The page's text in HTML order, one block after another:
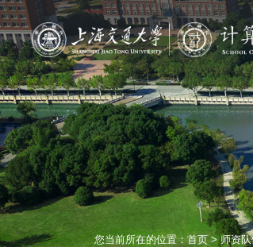
您当前所在的位置： 首页>师资队